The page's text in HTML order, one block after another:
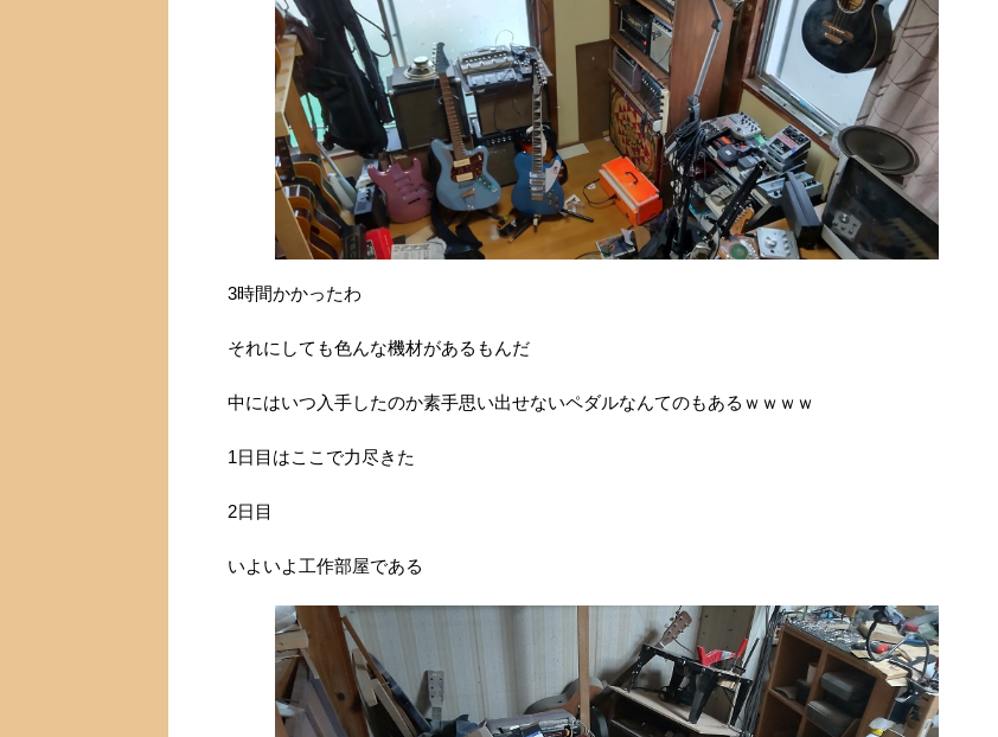
3時間かかったわ
それにしても色んな機材があるもんだ
中にはいつ入手したのか素手思い出せないペダルなんてのもあるｗｗｗｗ
1日目はここで力尽きた
2日目
いよいよ工作部屋である